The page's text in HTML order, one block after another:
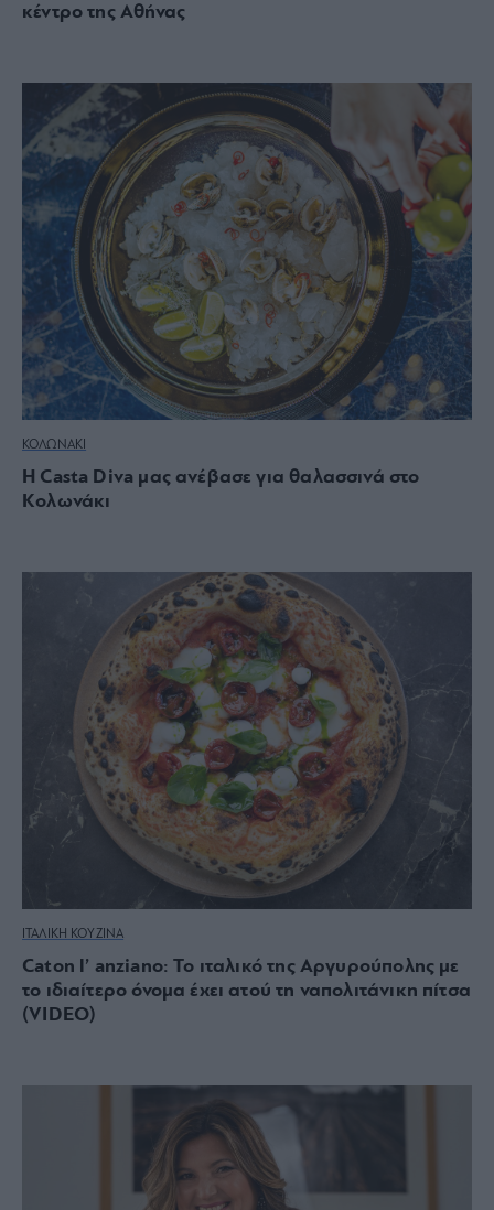
κέντρο της Αθήνας
ΚΟΛΩΝΑΚΙ
Η Casta Diva μας ανέβασε για θαλασσινά στο
Κολωνάκι
ΙΤΑΛΙΚΗ ΚΟΥΖΙΝΑ
Caton l’ anziano: Το ιταλικό της Αργυρούπολης με
το ιδιαίτερο όνομα έχει ατού τη ναπολιτάνικη πίτσα
(VIDEO)